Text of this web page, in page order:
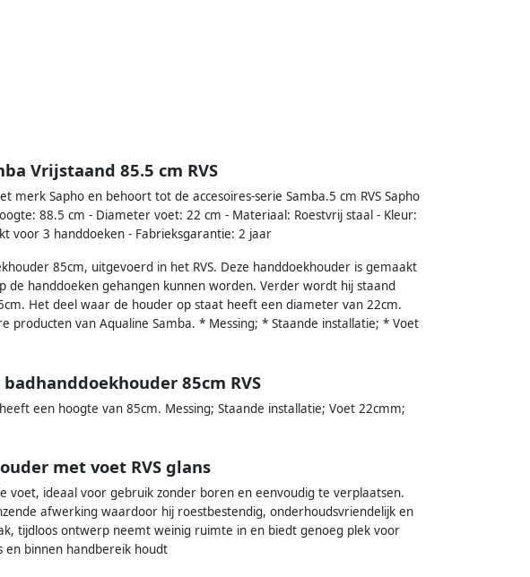
Vrijstaand 85.5 cm RVS
merk Sapho en behoort tot de accesoires-serie Samba.5 cm RVS Sapho
88.5 cm - Diameter voet: 22 cm - Materiaal: Roestvrij staal - Kleur:
voor 3 handdoeken - Fabrieksgarantie: 2 jaar
85cm, uitgevoerd in het RVS. Deze handdoekhouder is gemaakt
de handdoeken gehangen kunnen worden. Verder wordt hij staand
Het deel waar de houder op staat heeft een diameter van 22cm.
producten van Aqualine Samba. * Messing; * Staande installatie; * Voet
85cm RVS
een hoogte van 85cm. Messing; Staande installatie; Voet 22cmm;
met voet RVS glans
voet, ideaal voor gebruik zonder boren en eenvoudig te verplaatsen.
afwerking waardoor hij roestbestendig, onderhoudsvriendelijk en
tijdloos ontwerp neemt weinig ruimte in en biedt genoeg plek voor
en binnen handbereik houdt